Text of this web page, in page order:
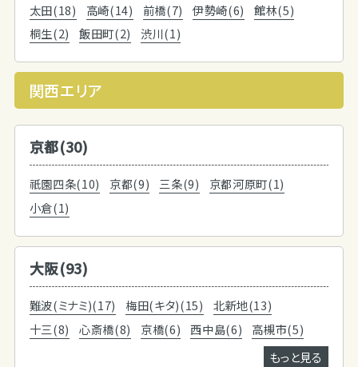
太田(18) 高崎(14) 前橋(7) 伊勢崎(6)
館林(5)
桐生(2)
飯田町(2) 渋川(1)
関西エリア
京都(30)
祇園四条(10) 京都(9) 三条(9)
京都河原町(1)
小倉(1)
大阪(93)
難波(ミナミ)(17) 梅田(キタ)(15)
北新地(13)
十三(8)
心斎橋(8) 京橋(6) 西中島(6)
高槻市(5)
もっと見る